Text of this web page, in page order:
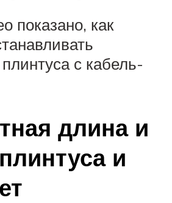
показано, как
с кабель-
длина и
и